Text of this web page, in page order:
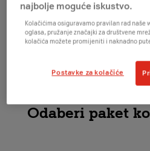
Odaberi paket
najbolje moguće iskustvo.
Kolačićima osiguravamo pravilan rad naše
oglasa, pružanje značajki za društvene
kolačića možete promijeniti i naknadno
Postavke za kolačiće